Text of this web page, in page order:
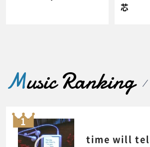
芯
Music Ranking
1
time will tell